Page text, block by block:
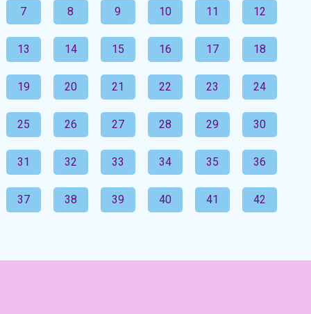
7 8 9 10 11 12
13 14 15 16 17 18
19 20 21 22 23 24
25 26 27 28 29 30
31 32 33 34 35 36
37 38 39 40 41 42